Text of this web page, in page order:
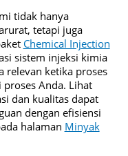
tidak hanya
tetapi juga
Chemical Injection
sistem injeksi kimia
relevan ketika proses
Anda. Lihat
dan kualitas dapat
dengan efisiensi
halaman Minyak